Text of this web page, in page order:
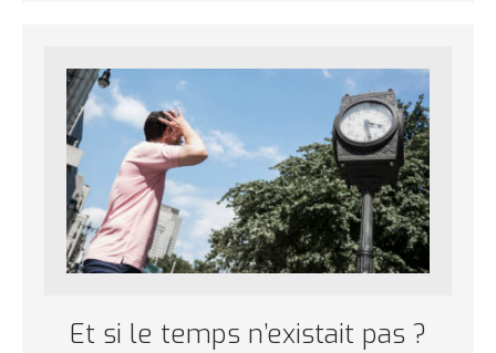
Et si le temps n’existait pas ?